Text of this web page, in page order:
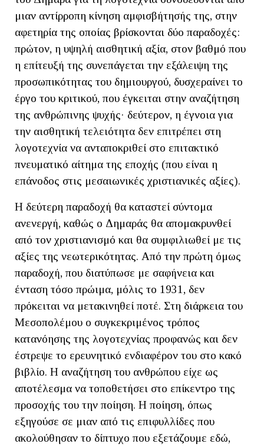
μιαν αντίρροπη κίνηση αμφισβήτησής της, στην
αφετηρία της οποίας βρίσκονται δύο παραδοχές:
πρώτον, η υψηλή αισθητική αξία, στον βαθμό που
η επίτευξή της συνεπάγεται την εξάλειψη της
προσωπικότητας του δημιουργού, δυσχεραίνει το
έργο του κριτικού, που έγκειται στην αναζήτηση
της ανθρώπινης ψυχής· δεύτερον, η έγνοια για
την αισθητική τελειότητα δεν επιτρέπει στη
λογοτεχνία να ανταποκριθεί στο επιτακτικό
πνευματικό αίτημα της εποχής (που είναι η
επάνοδος στις μεσαιωνικές χριστιανικές αξίες).
Η δεύτερη παραδοχή θα καταστεί σύντομα
ανενεργή, καθώς ο Δημαράς θα απομακρυνθεί
από τον χριστιανισμό και θα συμφιλιωθεί με τις
αξίες της νεωτερικότητας. Από την πρώτη όμως
παραδοχή, που διατύπωσε με σαφήνεια και
ένταση τόσο πρώιμα, μόλις το 1931, δεν
πρόκειται να μετακινηθεί ποτέ. Στη διάρκεια του
Μεσοπολέμου ο συγκεκριμένος τρόπος
κατανόησης της λογοτεχνίας προφανώς και δεν
έστρεψε το ερευνητικό ενδιαφέρον του στο κακό
βιβλίο. Η αναζήτηση του ανθρώπου είχε ως
αποτέλεσμα να τοποθετήσει στο επίκεντρο της
προσοχής του την ποίηση. Η ποίηση, όπως
εξηγούσε σε μιαν από τις επιφυλλίδες που
ακολούθησαν το δίπτυχο που εξετάζουμε εδώ,